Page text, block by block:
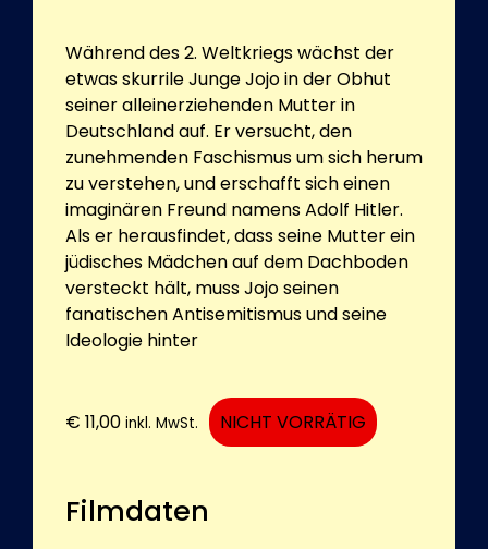
Während des 2. Weltkriegs wächst der
etwas skurrile Junge Jojo in der Obhut
seiner alleinerziehenden Mutter in
Deutschland auf. Er versucht, den
zunehmenden Faschismus um sich herum
zu verstehen, und erschafft sich einen
imaginären Freund namens Adolf Hitler.
Als er herausfindet, dass seine Mutter ein
jüdisches Mädchen auf dem Dachboden
versteckt hält, muss Jojo seinen
fanatischen Antisemitismus und seine
Ideologie hinter
€ 11,00 inkl. MwSt. NICHT VORRÄTIG
Filmdaten